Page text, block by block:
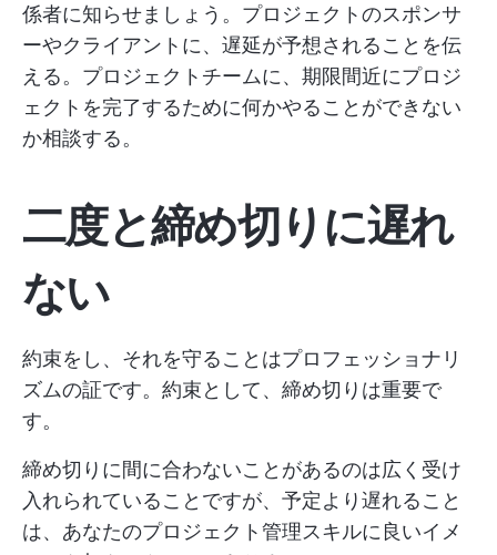
係者に知らせましょう。プロジェクトのスポンサ
ーやクライアントに、遅延が予想されることを伝
える。プロジェクトチームに、期限間近にプロジ
ェクトを完了するために何かやることができない
か相談する。
二度と締め切りに遅れ
ない
約束をし、それを守ることはプロフェッショナリ
ズムの証です。約束として、締め切りは重要で
す。
締め切りに間に合わないことがあるのは広く受け
入れられていることですが、予定より遅れること
は、あなたのプロジェクト管理スキルに良いイメ